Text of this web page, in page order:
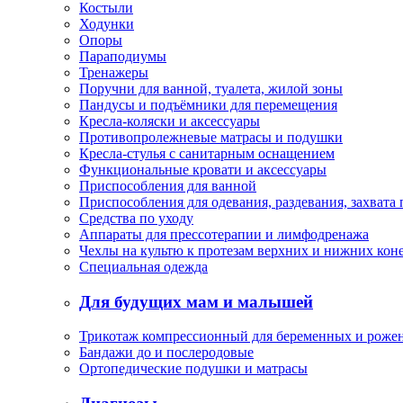
Костыли
Ходунки
Опоры
Параподиумы
Тренажеры
Поручни для ванной, туалета, жилой зоны
Пандусы и подъёмники для перемещения
Кресла-коляски и аксессуары
Противопролежневые матрасы и подушки
Кресла-стулья с санитарным оснащением
Функциональные кровати и аксессуары
Приспособления для ванной
Приспособления для одевания, раздевания, захвата
Средства по уходу
Аппараты для прессотерапии и лимфодренажа
Чехлы на культю к протезам верхних и нижних
Специальная одежда
Для будущих мам и малышей
Трикотаж компрессионный для беременных и
Бандажи до и послеродовые
Ортопедические подушки и матрасы